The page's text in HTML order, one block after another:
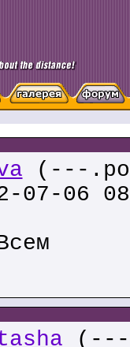
(---
06
(---